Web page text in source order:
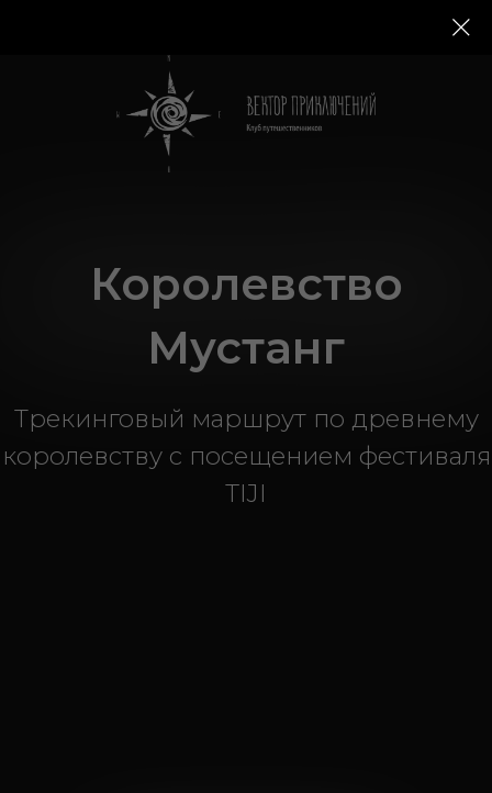
Трекинговый маршрут по древнему
TIJI